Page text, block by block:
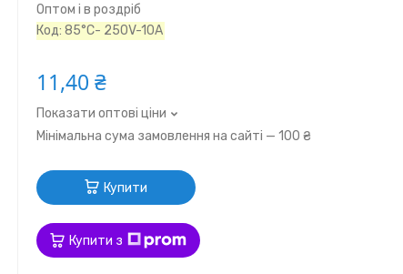
Оптом і в роздріб
Код:85°C- 250V-10A
11,40 ₴
Показати оптові ціни
Мінімальна сума замовлення на сайті — 100 ₴
Купити
Купити з